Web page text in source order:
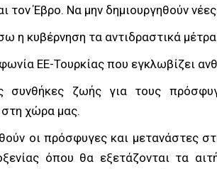
τον Έβρο. Να μην δημιουργηθούν νέες.
η κυβέρνηση τα αντιδραστικά μέτρα.
ΕΕ-Τουρκίας που εγκλωβίζει
συνθήκες ζωής για τους
χώρα μας.
οι πρόσφυγες και μετανάστες
όπου θα εξετάζονται τα